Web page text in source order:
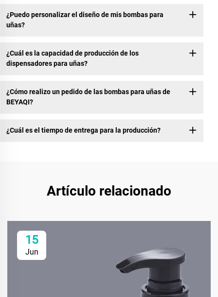
¿Puedo personalizar el diseño de mis bombas para
uñas?
¿Cuál es la capacidad de producción de los
dispensadores para uñas?
¿Cómo realizo un pedido de las bombas para uñas de
BEYAQI?
¿Cuál es el tiempo de entrega para la producción?
Artículo relacionado
15
Jun